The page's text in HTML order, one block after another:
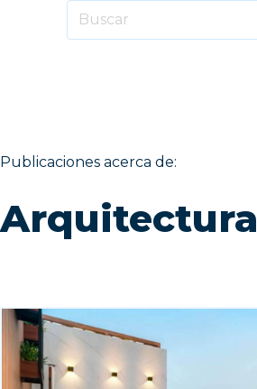
Publicaciones acerca de:
Arquitectura